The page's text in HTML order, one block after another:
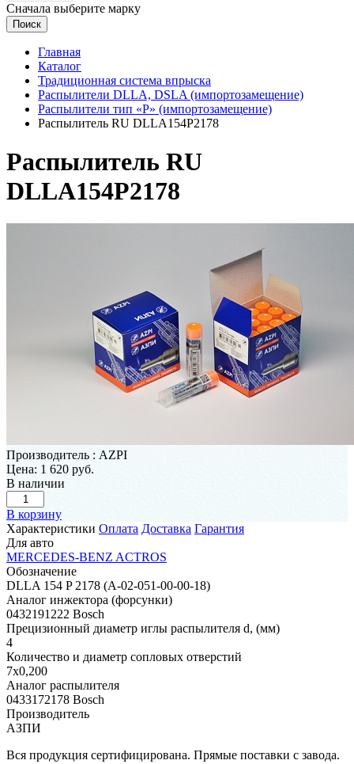
Сначала выберите марку
Поиск
Главная
Каталог
Традиционная система впрыска
Распылители DLLA, DSLA (импортозамещение)
Распылители тип «Р» (импортозамещение)
Распылитель RU DLLA154P2178
Распылитель RU
DLLA154P2178
Производитель : AZPI
Цена: 1 620 руб.
В наличии
В корзину
Характеристики Оплата Доставка Гарантия
Для авто
MERCEDES-BENZ ACTROS
Обозначение
DLLA 154 P 2178 (А-02-051-00-00-18)
Аналог инжектора (форсунки)
0432191222 Bosch
Прецизионный диаметр иглы распылителя d, (мм)
4
Количество и диаметр сопловых отверстий
7х0,200
Аналог распылителя
0433172178 Bosch
Производитель
АЗПИ
Вся продукция сертифицирована. Прямые поставки с завода.